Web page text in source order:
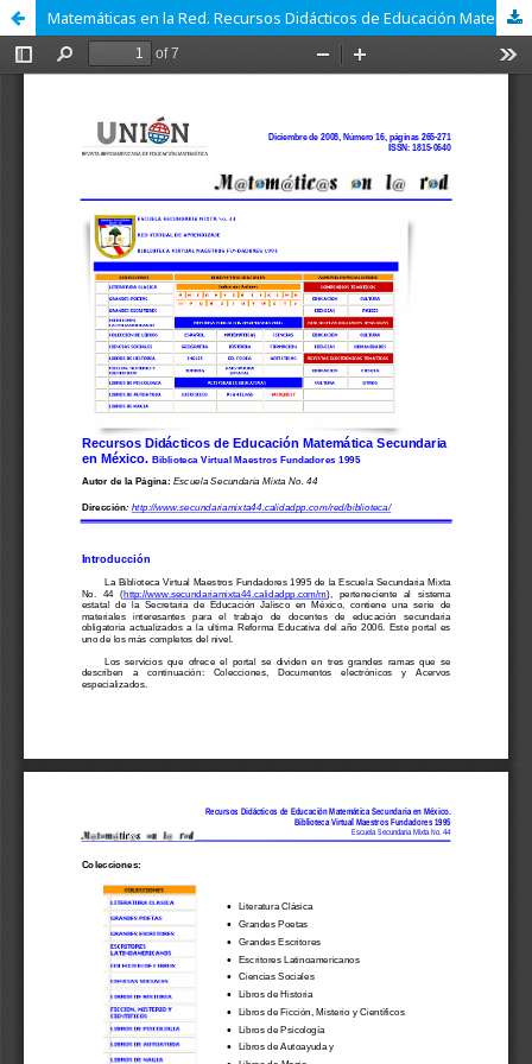
Matemáticas en la Red. Recursos Didácticos de Educación Matemática Secundaria en México. Biblioteca Virtual Maestros Fundadores 1995